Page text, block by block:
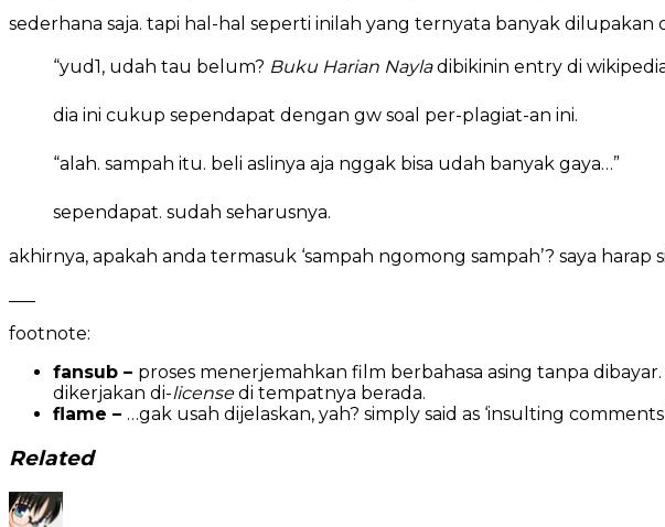
sederhana saja. tapi hal-hal seperti inilah yang ternyata banyak dilupakan
“yud1, udah tau belum? Buku Harian Nayladibikinin entry di
dia ini cukup sependapat dengan gw soal per-plagiat-an ini.
“alah. sampah itu. beli aslinya aja nggak bisa udah banyak gaya…”
sependapat. sudah seharusnya.
akhirnya, apakah anda termasuk ‘sampah ngomong sampah’? saya harap
footnote:
fansub – proses menerjemahkan film berbahasa asing tanpa
dikerjakan di-licensedi tempatnya berada.
flame – …gak usah dijelaskan, yah? simply said as ‘insulting
Related